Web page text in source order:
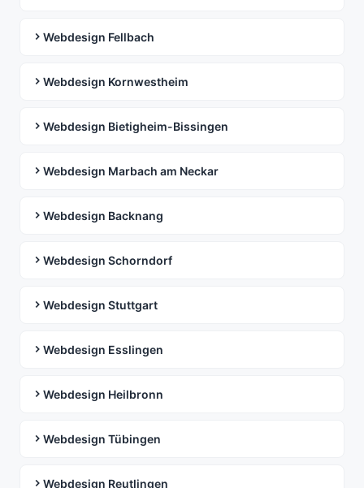
Webdesign Fellbach
Webdesign Kornwestheim
Webdesign Bietigheim-Bissingen
Webdesign Marbach am Neckar
Webdesign Backnang
Webdesign Schorndorf
Webdesign Stuttgart
Webdesign Esslingen
Webdesign Heilbronn
Webdesign Tübingen
Webdesign Reutlingen